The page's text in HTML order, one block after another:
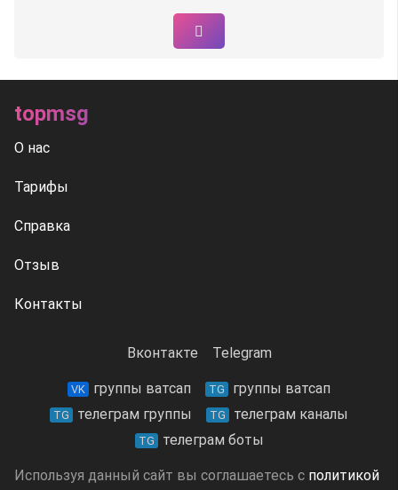
topmsg
О нас
Тарифы
Справка
Отзыв
Контакты
Вконтакте Telegram
VK группы ватсап TG группы ватсап
TG телеграм группы TG телеграм каналы
TG телеграм боты
Используя данный сайт вы соглашаетесь с политикой